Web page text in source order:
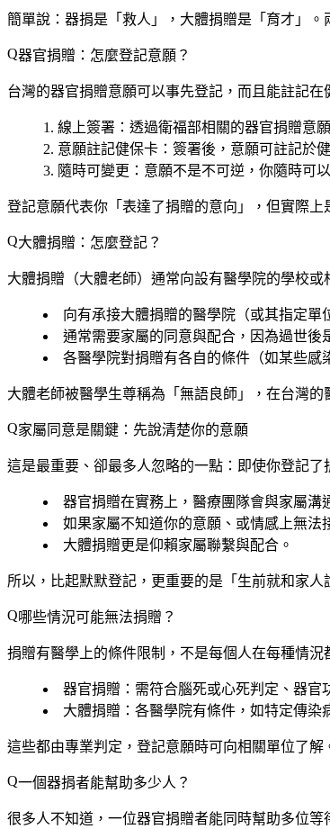
簡單說： 器捐是「救人」，大體捐贈是「育才」
器官捐贈：怎麼登記意願？
台灣的器官捐贈意願可以事先登記，而且能註記在
線上簽署 ：透過衛福部相關的器官捐贈意
意願註記健保卡 ：簽署後，意願可註記於
隨時可變更 ：意願不是不可逆，你隨時可
登記意願代表你「表達了捐贈的意向」，但實際
大體捐贈：怎麼登記？
大體捐贈（大體老師）通常向設有醫學院的學校或
向有承接大體捐贈的醫學院（或其指定單
通常需要家屬的同意與配合 ，因為過世後
各醫學院對捐贈有各自的條件（如某些感
大體老師被醫學生尊稱為「無語良師」，在台灣
家屬同意是關鍵：先說清楚你的意願
這是最重要、卻最多人忽略的一點： 即使你登記了
器官捐贈在實務上，醫療團隊會與家屬溝
如果家屬不知道你的意願、或情感上無法
大體捐贈更是仰賴家屬聯繫與配合。
所以， 比起默默登記，更重要的是「生前就和家人
哪些情況可能無法捐贈？
捐贈有醫學上的條件限制，不是每個人在每種情況
器官捐贈 ：需符合腦死或心死判定、器
大體捐贈 ：各醫學院有條件，如特定傳
這些都由專業判定，登記意願時可向相關單位了
一個器捐者能幫助多少人？
很多人不知道，一位器官捐贈者能同時幫助多位